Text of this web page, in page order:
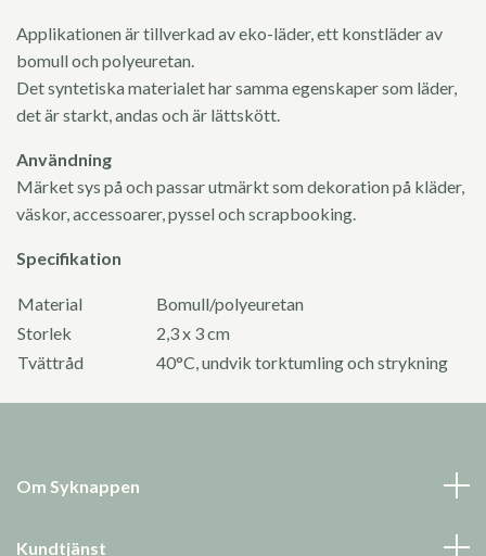
Applikationen är tillverkad av eko-läder, ett konstläder av
bomull och polyeuretan.
Det syntetiska materialet har samma egenskaper som läder,
det är starkt, andas och är lättskött.
Användning
Märket sys på och passar utmärkt som dekoration på kläder,
väskor, accessoarer, pyssel och scrapbooking.
Specifikation
Material
Bomull/polyeuretan
Storlek
2,3 x 3 cm
Tvättråd
40°C, undvik torktumling och strykning
Om Syknappen
Kundtjänst